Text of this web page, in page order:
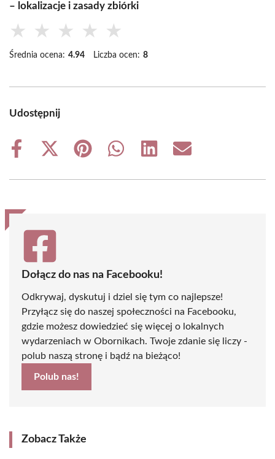
– lokalizacje i zasady zbiórki
★ ★ ★ ★ ★
Średnia ocena: 4.94 Liczba ocen: 8
Udostępnij
Share
Share
(Twitter)
Share
Share
Share
Share
Dołącz do nas na Facebooku!
Odkrywaj, dyskutuj i dziel się tym co najlepsze!
Przyłącz się do naszej społeczności na Facebooku,
gdzie możesz dowiedzieć się więcej o lokalnych
wydarzeniach w Obornikach. Twoje zdanie się liczy -
polub naszą stronę i bądź na bieżąco!
Polub nas!
Zobacz Także